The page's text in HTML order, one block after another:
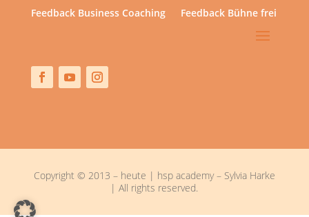
Feedback Business Coaching
Feedback Bühne frei
Copyright © 2013 – heute | hsp academy – Sylvia Harke
| All rights reserved.